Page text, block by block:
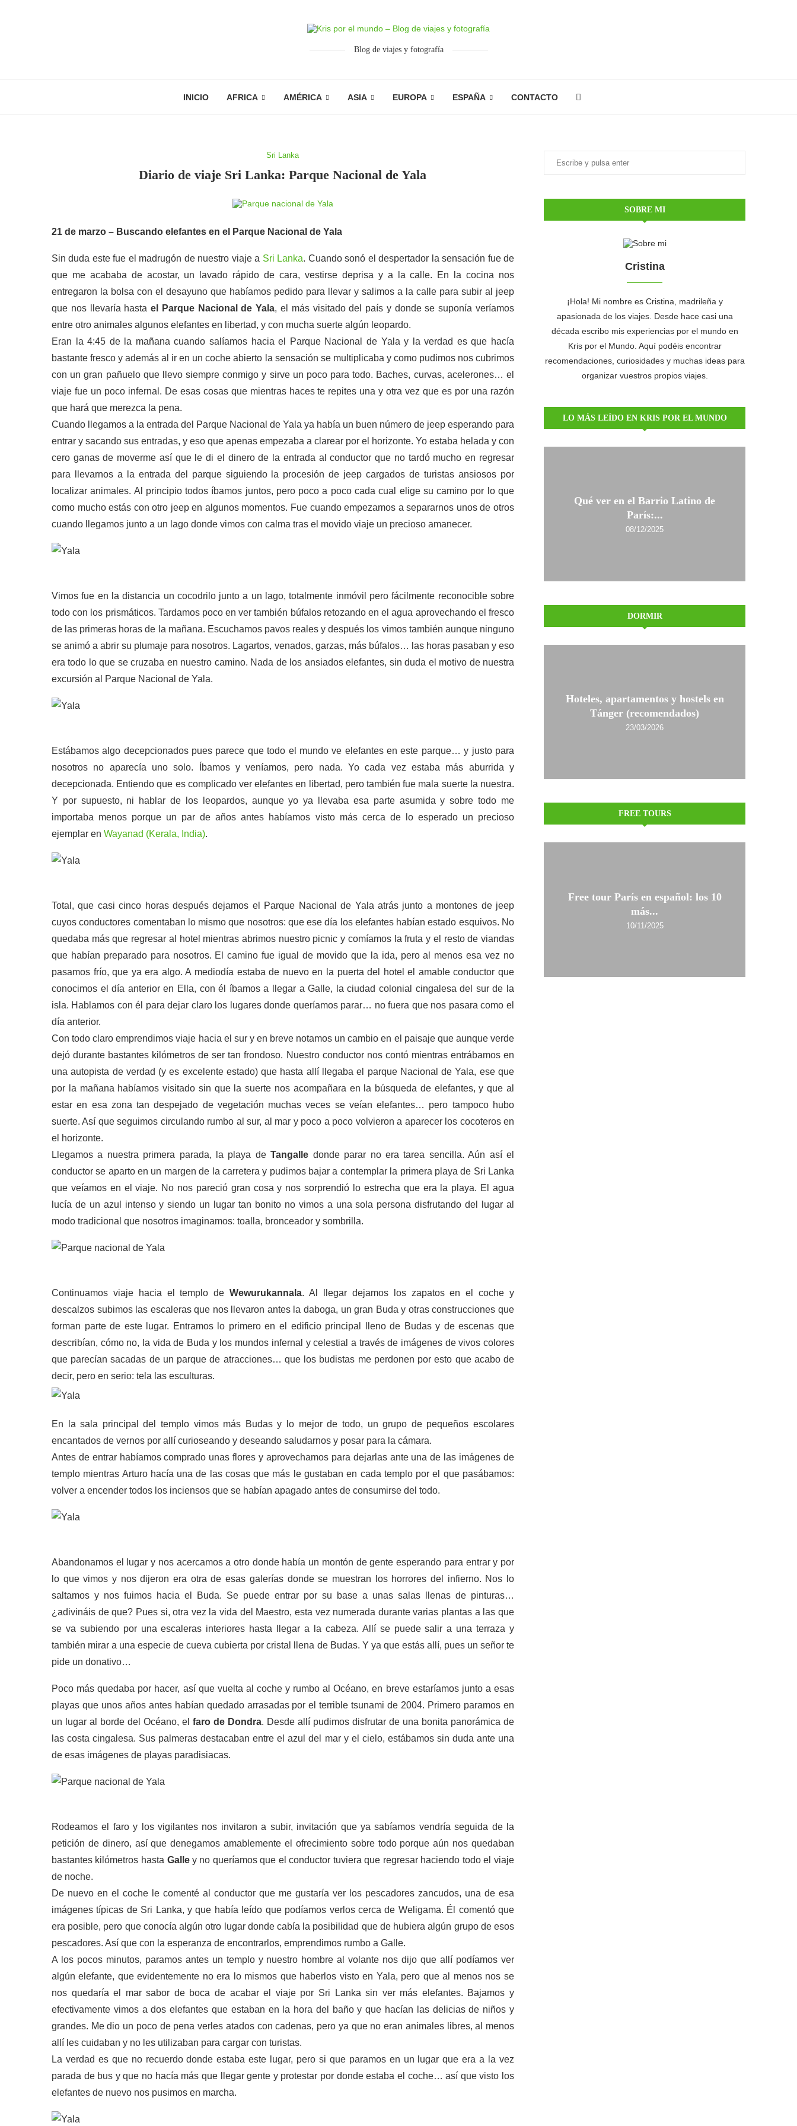
Blog de viajes y fotografía
INICIO AFRICA AMÉRICA ASIA EUROPA ESPAÑA CONTACTO
Sri Lanka
Diario de viaje Sri Lanka: Parque Nacional de Yala
21 de marzo – Buscando elefantes en el Parque Nacional de Yala
Sin duda este fue el madrugón de nuestro viaje a Sri Lanka. Cuando sonó el despertador la sensación fue de
que me acababa de acostar, un lavado rápido de cara, vestirse deprisa y a la calle. En la cocina nos
entregaron la bolsa con el desayuno que habíamos pedido para llevar y salimos a la calle para subir al jeep
que nos llevaría hastael Parque Nacional de Yala, el más visitado del país y donde se suponía veríamos
entre otro animales algunos elefantes en libertad, y con mucha suerte algún leopardo.
Eran la 4:45 de la mañana cuando salíamos hacia el Parque Nacional de Yala y la verdad es que hacía
bastante fresco y además al ir en un coche abierto la sensación se multiplicaba y como pudimos nos cubrimos
con un gran pañuelo que llevo siempre conmigo y sirve un poco para todo. Baches, curvas, acelerones… el
viaje fue un poco infernal. De esas cosas que mientras haces te repites una y otra vez que es por una razón
que hará que merezca la pena.
Cuando llegamos a la entrada del Parque Nacional de Yala ya había un buen número de jeep esperando para
entrar y sacando sus entradas, y eso que apenas empezaba a clarear por el horizonte. Yo estaba helada y con
cero ganas de moverme así que le di el dinero de la entrada al conductor que no tardó mucho en regresar
para llevarnos a la entrada del parque siguiendo la procesión de jeep cargados de turistas ansiosos por
localizar animales. Al principio todos íbamos juntos, pero poco a poco cada cual elige su camino por lo que
como mucho estás con otro jeep en algunos momentos. Fue cuando empezamos a separarnos unos de otros
cuando llegamos junto a un lago donde vimos con calma tras el movido viaje un precioso amanecer.
Vimos fue en la distancia un cocodrilo junto a un lago, totalmente inmóvil pero fácilmente reconocible sobre
todo con los prismáticos. Tardamos poco en ver también búfalos retozando en el agua aprovechando el fresco
de las primeras horas de la mañana. Escuchamos pavos reales y después los vimos también aunque ninguno
se animó a abrir su plumaje para nosotros. Lagartos, venados, garzas, más búfalos… las horas pasaban y eso
era todo lo que se cruzaba en nuestro camino. Nada de los ansiados elefantes, sin duda el motivo de nuestra
excursión al Parque Nacional de Yala.
Estábamos algo decepcionados pues parece que todo el mundo ve elefantes en este parque… y justo para
nosotros no aparecía uno solo. Íbamos y veníamos, pero nada. Yo cada vez estaba más aburrida y
decepcionada. Entiendo que es complicado ver elefantes en libertad, pero también fue mala suerte la nuestra.
Y por supuesto, ni hablar de los leopardos, aunque yo ya llevaba esa parte asumida y sobre todo me
importaba menos porque un par de años antes habíamos visto más cerca de lo esperado un precioso
ejemplar en Wayanad (Kerala, India).
Total, que casi cinco horas después dejamos el Parque Nacional de Yala atrás junto a montones de jeep
cuyos conductores comentaban lo mismo que nosotros: que ese día los elefantes habían estado esquivos. No
quedaba más que regresar al hotel mientras abrimos nuestro picnic y comíamos la fruta y el resto de viandas
que habían preparado para nosotros. El camino fue igual de movido que la ida, pero al menos esa vez no
pasamos frío, que ya era algo. A mediodía estaba de nuevo en la puerta del hotel el amable conductor que
conocimos el día anterior en Ella, con él íbamos a llegar a Galle, la ciudad colonial cingalesa del sur de la
isla. Hablamos con él para dejar claro los lugares donde queríamos parar… no fuera que nos pasara como el
día anterior.
Con todo claro emprendimos viaje hacia el sur y en breve notamos un cambio en el paisaje que aunque verde
dejó durante bastantes kilómetros de ser tan frondoso. Nuestro conductor nos contó mientras entrábamos en
una autopista de verdad (y es excelente estado) que hasta allí llegaba el parque Nacional de Yala, ese que
por la mañana habíamos visitado sin que la suerte nos acompañara en la búsqueda de elefantes, y que al
estar en esa zona tan despejado de vegetación muchas veces se veían elefantes… pero tampoco hubo
suerte. Así que seguimos circulando rumbo al sur, al mar y poco a poco volvieron a aparecer los cocoteros en
el horizonte.
Llegamos a nuestra primera parada, la playa deTangalle donde parar no era tarea sencilla. Aún así el
conductor se aparto en un margen de la carretera y pudimos bajar a contemplar la primera playa de Sri Lanka
que veíamos en el viaje. No nos pareció gran cosa y nos sorprendió lo estrecha que era la playa. El agua
lucía de un azul intenso y siendo un lugar tan bonito no vimos a una sola persona disfrutando del lugar al
modo tradicional que nosotros imaginamos: toalla, bronceador y sombrilla.
Continuamos viaje hacia el templo deWewurukannala. Al llegar dejamos los zapatos en el coche y
descalzos subimos las escaleras que nos llevaron antes la daboga, un gran Buda y otras construcciones que
forman parte de este lugar. Entramos lo primero en el edificio principal lleno de Budas y de escenas que
describían, cómo no, la vida de Buda y los mundos infernal y celestial a través de imágenes de vivos colores
que parecían sacadas de un parque de atracciones… que los budistas me perdonen por esto que acabo de
decir, pero en serio: tela las esculturas.
En la sala principal del templo vimos más Budas y lo mejor de todo, un grupo de pequeños escolares
encantados de vernos por allí curioseando y deseando saludarnos y posar para la cámara.
Antes de entrar habíamos comprado unas flores y aprovechamos para dejarlas ante una de las imágenes de
templo mientras Arturo hacía una de las cosas que más le gustaban en cada templo por el que pasábamos:
volver a encender todos los inciensos que se habían apagado antes de consumirse del todo.
Abandonamos el lugar y nos acercamos a otro donde había un montón de gente esperando para entrar y por
lo que vimos y nos dijeron era otra de esas galerías donde se muestran los horrores del infierno. Nos lo
saltamos y nos fuimos hacia el Buda. Se puede entrar por su base a unas salas llenas de pinturas…
¿adivináis de que? Pues si, otra vez la vida del Maestro, esta vez numerada durante varias plantas a las que
se va subiendo por una escaleras interiores hasta llegar a la cabeza. Allí se puede salir a una terraza y
también mirar a una especie de cueva cubierta por cristal llena de Budas. Y ya que estás allí, pues un señor te
pide un donativo…
Poco más quedaba por hacer, así que vuelta al coche y rumbo al Océano, en breve estaríamos junto a esas
playas que unos años antes habían quedado arrasadas por el terrible tsunami de 2004. Primero paramos en
un lugar al borde del Océano, el faro de Dondra. Desde allí pudimos disfrutar de una bonita panorámica de
las costa cingalesa. Sus palmeras destacaban entre el azul del mar y el cielo, estábamos sin duda ante una
de esas imágenes de playas paradisiacas.
Rodeamos el faro y los vigilantes nos invitaron a subir, invitación que ya sabíamos vendría seguida de la
petición de dinero, así que denegamos amablemente el ofrecimiento sobre todo porque aún nos quedaban
bastantes kilómetros hasta Galley no queríamos que el conductor tuviera que regresar haciendo todo el viaje
de noche.
De nuevo en el coche le comenté al conductor que me gustaría ver los pescadores zancudos, una de esa
imágenes típicas de Sri Lanka, y que había leído que podíamos verlos cerca de Weligama. Él comentó que
era posible, pero que conocía algún otro lugar donde cabía la posibilidad que de hubiera algún grupo de esos
pescadores. Así que con la esperanza de encontrarlos, emprendimos rumbo a Galle.
A los pocos minutos, paramos antes un templo y nuestro hombre al volante nos dijo que allí podíamos ver
algún elefante, que evidentemente no era lo mismos que haberlos visto en Yala, pero que al menos nos se
nos quedaría el mar sabor de boca de acabar el viaje por Sri Lanka sin ver más elefantes. Bajamos y
efectivamente vimos a dos elefantes que estaban en la hora del baño y que hacían las delicias de niños y
grandes. Me dio un poco de pena verles atados con cadenas, pero ya que no eran animales libres, al menos
allí les cuidaban y no les utilizaban para cargar con turistas.
La verdad es que no recuerdo donde estaba este lugar, pero si que paramos en un lugar que era a la vez
parada de bus y que no hacía más que llegar gente y protestar por donde estaba el coche… así que visto los
elefantes de nuevo nos pusimos en marcha.
SOBRE MI
Cristina
¡Hola! Mi nombre es Cristina, madrileña y
apasionada de los viajes. Desde hace casi una
década escribo mis experiencias por el mundo en
Kris por el Mundo. Aquí podéis encontrar
recomendaciones, curiosidades y muchas ideas para
organizar vuestros propios viajes.
LO MÁS LEÍDO EN KRIS POR EL MUNDO
Qué ver en el Barrio Latino de
París:...
08/12/2025
DORMIR
Hoteles, apartamentos y hostels en
Tánger (recomendados)
23/03/2026
FREE TOURS
Free tour París en español: los 10
más...
10/11/2025